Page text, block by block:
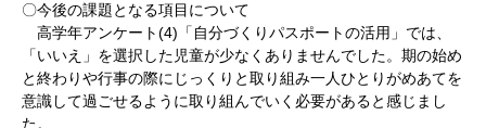
〇今後の課題となる項目について
高学年アンケート(4)「自分づくりパスポートの活用」では、
「いいえ」を選択した児童が少なくありませんでした。期の始め
と終わりや行事の際にじっくりと取り組み一人ひとりがめあてを
意識して過ごせるように取り組んでいく必要があると感じまし
た。